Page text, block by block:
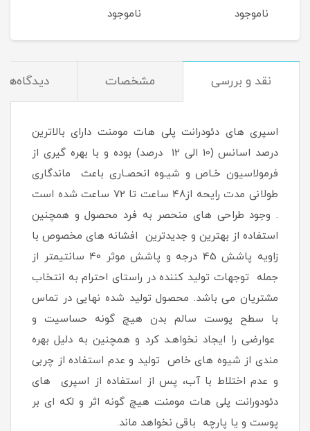
ناموجود
آقایان حجم 200 میلی لیتر
ناموجود
نقد و بررسی مشخصات دیدگاه‌ها
اسپری های دئودرانت پلی هات مومنت دارای بالاترین
درصد اسانس (10 الی 12 درصد) بوده و با بهره گیری از
فرمولاسیون خـاص و شیـوه انحصـاری باعث ماندگاری
طولانی مدت رایحه از48 ساعت تا 72 ساعت شده است
. وجود طراحی های منحصر به فرد محصول و همچنین
استفاده از بهترین و جدیدترین افشانه های مخصوص با
زاویه پاشش 45 درجه و پاشش موثر 40 سانتیمتر از
جمله توجهات تولید کننده در راستای احترام به انتخاب
مشتریان می باشد. محصول تولید شده نهایی در تماس
با سطح پوست سالم بدن هیچ گونه حساسیت و
عوارضی را ایجاد نخواهـد کرد و همچنین به دلیل بهره
مندی از شیوه های خاص تولید و عدم استفاده از چربی
و عدم اختلاط با آب، پس از استفاده از اسپری های
دئودورانت پلی هات مومنت هیچ گونه اثر و لکه ای بر
پوست و یا پارچه باقی نخواهد ماند.